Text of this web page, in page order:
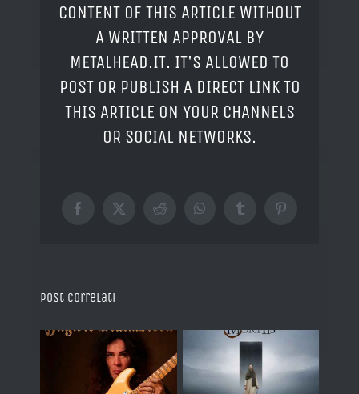
CONTENT OF THIS ARTICLE WITHOUT
A WRITTEN APPROVAL BY
METALHEAD.IT. IT'S ALLOWED TO
POST OR PUBLISH A DIRECT LINK TO
THIS ARTICLE ON YOUR CHANNELS
OR SOCIAL NETWORKS.
Facebook
X RedditWhatsAppTumblrPinterest
Post correlati